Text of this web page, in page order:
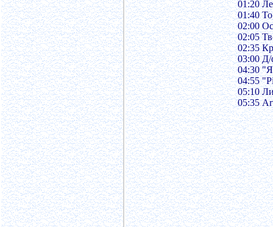
01:20
01:40
02:00
02:05
02:35
03:00
04:30
04:55
05:10
05:35